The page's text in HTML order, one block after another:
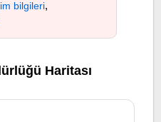
bilgileri,
Haritası